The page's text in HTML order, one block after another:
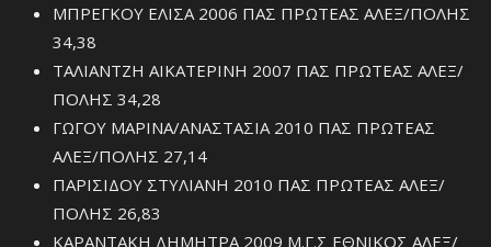
ΜΠΡΕΓΚΟΥ ΕΛΙΣΑ 2006 ΠΑΣ ΠΡΩΤΕΑΣ ΑΛΕΞ/ΠΟΛΗΣ
34,38
ΤΑΛΙΑΝΤΖΗ ΑΙΚΑΤΕΡΙΝΗ 2007 ΠΑΣ ΠΡΩΤΕΑΣ ΑΛΕΞ/
ΠΟΛΗΣ 34,28
ΓΩΓΟΥ ΜΑΡΙΝΑ/ΑΝΑΣΤΑΣΙΑ 2010 ΠΑΣ ΠΡΩΤΕΑΣ
ΑΛΕΞ/ΠΟΛΗΣ 27,14
ΠΑΡΙΣΙΔΟΥ ΣΤΥΛΙΑΝΗ 2010 ΠΑΣ ΠΡΩΤΕΑΣ ΑΛΕΞ/
ΠΟΛΗΣ 26,83
ΚΑΡΑΝΤΑΚΗ ΔΗΜΗΤΡΑ 2009 Μ.Γ.Σ ΕΘΝΙΚΟΣ ΑΛΕΞ/